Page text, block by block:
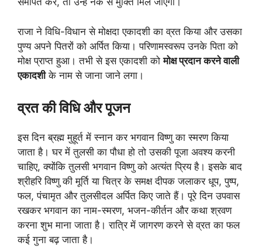
राजा ने विधि-विधान से मोक्षदा एकादशी का व्रत किया और उसका
पुण्य अपने पितरों को अर्पित किया। परिणामस्वरूप उनके पिता को
मोक्ष प्राप्त हुआ। तभी से इस एकादशी कोमोक्ष प्रदान करने वाली
एकादशीके नाम से जाना जाने लगा।
व्रत की विधि और पूजन
इस दिन ब्रह्म मुहूर्त में स्नान कर भगवान विष्णु का स्मरण किया
जाता है। घर में तुलसी का पौधा हो तो उसकी पूजा अवश्य करनी
चाहिए, क्योंकि तुलसी भगवान विष्णु को अत्यंत प्रिय है। इसके बाद
श्रीहरि विष्णु की मूर्ति या चित्र के समक्ष दीपक जलाकर धूप, पुष्प,
फल, पंचामृत और तुलसीदल अर्पित किए जाते हैं। पूरे दिन उपवास
रखकर भगवान का नाम-स्मरण, भजन-कीर्तन और कथा श्रवण
करना शुभ माना जाता है। रात्रि में जागरण करने से व्रत का फल
कई गुना बढ़ जाता है।